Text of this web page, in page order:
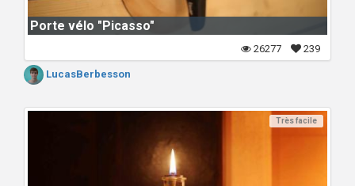
Porte vélo "Picasso"
239
26277
LucasBerbesson
Très facile